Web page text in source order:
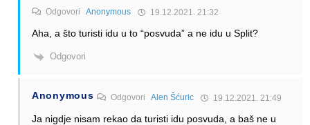
Odgovori Anonymous 19.12.2021. 21:32
Aha, a što turisti idu u to “posvuda” a ne idu u Split?
Odgovori
Anonymous OdgovoriAlen Šćuric 19.12.2021. 21:49
Ja nigdje nisam rekao da turisti idu posvuda, a baš ne u